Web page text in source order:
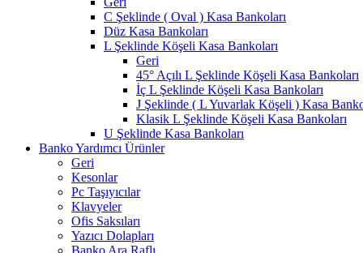
C Şeklinde ( Oval ) Kasa Bankoları
Düz Kasa Bankoları
L Şeklinde Köşeli Kasa Bankoları
Geri
45° Açılı L Şeklinde Köşeli Kasa Bankoları
İç L Şeklinde Köşeli Kasa Bankoları
J Şeklinde ( L Yuvarlak Köşeli ) Kasa
Klasik L Şeklinde Köşeli Kasa Bankoları
U Şeklinde Kasa Bankoları
Banko Yardımcı Ürünler
Geri
Kesonlar
Pc Taşıyıcılar
Klavyeler
Ofis Saksıları
Yazıcı Dolapları